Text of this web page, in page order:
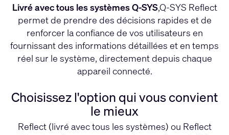
Livré avec tous les systèmes Q-SYS,Q-SYS Reflect
permet de prendre des décisions rapides et de
renforcer la confiance de vos utilisateurs en
fournissant des informations détaillées et en temps
réel sur le système, directement depuis chaque
appareil connecté.
Choisissez l'option qui vous convient
le mieux
Reflect (livré avec tous les systèmes) ou Reflect